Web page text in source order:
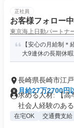
正社員
お客様フォロー
東京海上日動パートナ
【安心の月給制
大9連休の長期休
長崎県長崎市江
月給27万2700円
求める人材: 【高
社会人経験のある
在宅OK 交通費支給